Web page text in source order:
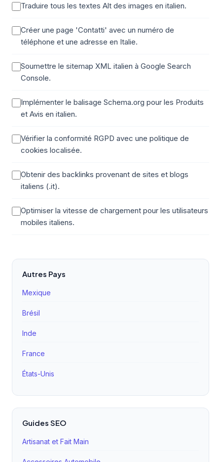
Traduire tous les textes Alt des images en italien.
Créer une page 'Contatti' avec un numéro de
téléphone et une adresse en Italie.
Soumettre le sitemap XML italien à Google Search
Console.
Implémenter le balisage Schema.org pour les Produits
et Avis en italien.
Vérifier la conformité RGPD avec une politique de
cookies localisée.
Obtenir des backlinks provenant de sites et blogs
italiens (.it).
Optimiser la vitesse de chargement pour les utilisateurs
mobiles italiens.
Autres Pays
Mexique
Brésil
Inde
France
États-Unis
Guides SEO
Artisanat et Fait Main